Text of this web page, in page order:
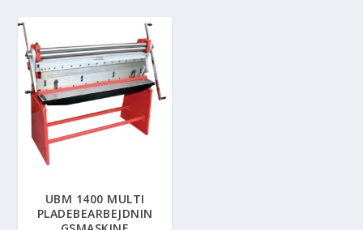
UBM 1400 MULTI
PLADEBEARBEJDNIN